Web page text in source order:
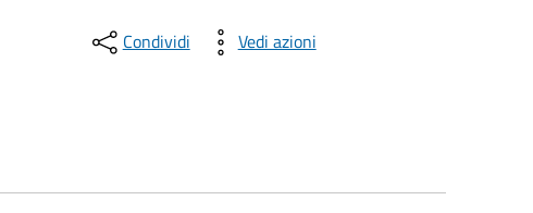
Condividi Vedi azioni